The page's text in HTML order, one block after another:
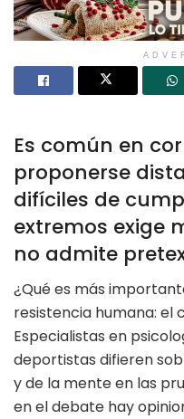
Es común en
proponerse
difíciles de
extremos exige
no admite
¿Qué es más
resistencia humana: el
Especialistas en
deportistas difieren
y de la mente en las
en el debate hay